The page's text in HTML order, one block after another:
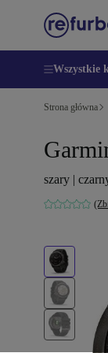
Wszystkie
Strona główna
szary |